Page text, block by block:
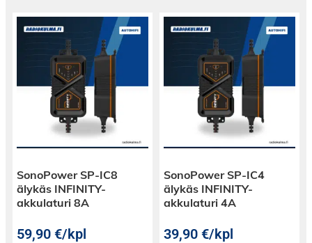
SonoPower SP-IC8
älykäs INFINITY-
akkulaturi 8A
59,90€/kpl
SonoPower SP-IC4
älykäs INFINITY-
akkulaturi 4A
39,90€/kpl